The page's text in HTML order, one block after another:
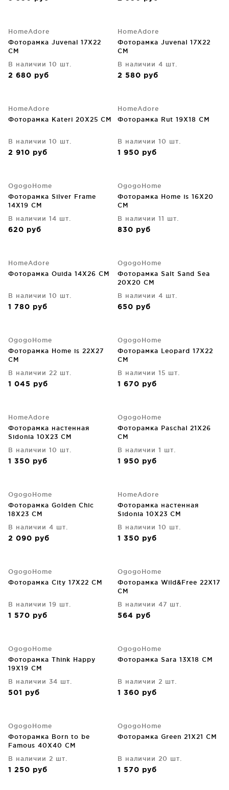
HomeAdore
Фоторамка Juvenal 17X22
CM
В наличии 10 шт.
2 680 руб
HomeAdore
Фоторамка Juvenal 17X22
CM
В наличии 4 шт.
2 580 руб
HomeAdore
Фоторамка Kateri 20X25 CM
В наличии 10 шт.
2 910 руб
HomeAdore
Фоторамка Rut 19X18 CM
В наличии 10 шт.
1 950 руб
OgogoHome
Фоторамка Silver Frame
14X19 CM
В наличии 14 шт.
620 руб
OgogoHome
Фоторамка Home is 16X20
CM
В наличии 11 шт.
830 руб
HomeAdore
Фоторамка Ouida 14X26 CM
В наличии 10 шт.
1 780 руб
OgogoHome
Фоторамка Salt Sand Sea
20X20 CM
В наличии 4 шт.
650 руб
OgogoHome
Фоторамка Home is 22X27
CM
В наличии 22 шт.
1 045 руб
OgogoHome
Фоторамка Leopard 17X22
CM
В наличии 15 шт.
1 670 руб
HomeAdore
Фоторамка настенная
Sidonia 10X23 CM
В наличии 10 шт.
1 350 руб
OgogoHome
Фоторамка Paschal 21X26
CM
В наличии 1 шт.
1 950 руб
OgogoHome
Фоторамка Golden Chic
18X23 CM
В наличии 4 шт.
2 090 руб
HomeAdore
Фоторамка настенная
Sidonia 10X23 CM
В наличии 10 шт.
1 350 руб
OgogoHome
Фоторамка City 17X22 CM
В наличии 19 шт.
1 570 руб
OgogoHome
Фоторамка Wild&Free 22X17
CM
В наличии 47 шт.
564 руб
OgogoHome
Фоторамка Think Happy
19X19 CM
В наличии 34 шт.
501 руб
OgogoHome
Фоторамка Sara 13X18 CM
В наличии 2 шт.
1 360 руб
OgogoHome
Фоторамка Born to be
Famous 40X40 CM
В наличии 2 шт.
1 250 руб
OgogoHome
Фоторамка Green 21X21 CM
В наличии 20 шт.
1 570 руб